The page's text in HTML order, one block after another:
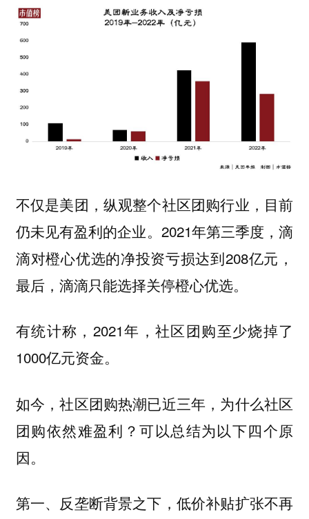
不仅是美团，纵观整个社区团购行业，目前
仍未见有盈利的企业。 2021年第三季度，滴
滴对橙心优选的净投资亏损达到208亿元，
最后，滴滴只能选择关停橙心优选。
有统计称，2021年，社区团购至少烧掉了
1000亿元资金。
如今，社区团购热潮已近三年，为什么社区
团购依然难盈利？可以总结为以下四个原
因。
第一、反垄断背景之下，低价补贴扩张不再